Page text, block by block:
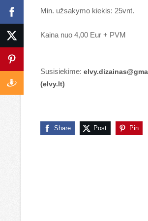
Min. užsakymo kiekis: 25vnt.
Kaina nuo 4,00 Eur + PVM
Susisiekime:
(elvy.lt)
Share Post Pin